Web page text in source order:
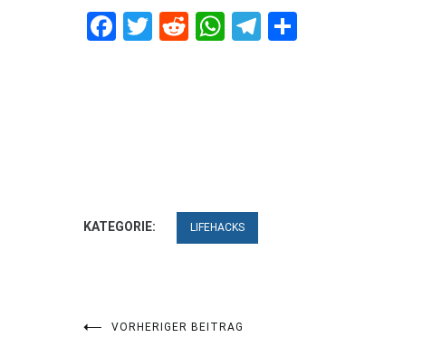
Facebook
Twitter
RedditWhatsApp
Telegram
KATEGORIE: LIFEHACKS
Beitragsnavigation
VORHERIGER BEITRAG